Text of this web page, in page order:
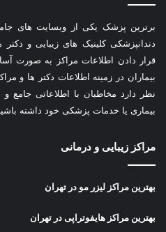
برترین پزشک یکی از وبسایت های
دندانپزشکی کلینیک های زیبایی و
قرار دادن اطلاعات مراکز به صورت
بیماران در زمینه اطلاعات دکتر ها و
نظر دارد مخاطبان با اطلاعاتی جامع
بیماری یا خدمات پزشکی خود داشته
مراکز زیبایی و درمانی
بهترین مراکز لیزر مو در تهران
بهترین مراکز هایفوتراپی در تهران